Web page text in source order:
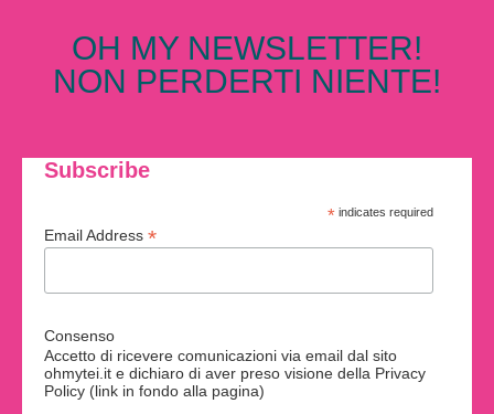
OH MY NEWSLETTER!
NON PERDERTI NIENTE!
Subscribe
* indicates required
Email Address *
Consenso
Accetto di ricevere comunicazioni via email dal sito
ohmytei.it e dichiaro di aver preso visione della Privacy
Policy (link in fondo alla pagina)